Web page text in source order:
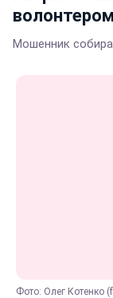
Мошенник
Фото: Олег Котенко